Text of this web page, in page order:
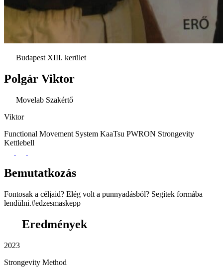
Budapest XIII. kerület
Polgár Viktor
Movelab Szakértő
Viktor
Functional Movement System KaaTsu PWRON Strongevity
Kettlebell
Bemutatkozás
Fontosak a céljaid? Elég volt a punnyadásból? Segítek formába
lendülni.#edzesmaskepp
Eredmények
2023
Strongevity Method